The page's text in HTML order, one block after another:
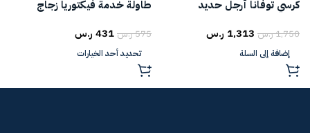
كرسي توفانا أرجل حديد
1,750ر.س 1,313 ر.س
إضافة إلى السلة
طاولة خدمة فيكتوريا زجاج
575ر.س431 ر.س
تحديد أحد الخيارات